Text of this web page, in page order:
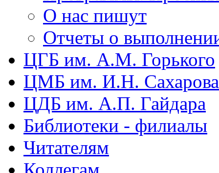
О нас пишут
Отчеты о
ЦГБ им. А.М. Горького
ЦМБ им. И.Н. Сахарова
ЦДБ им. А.П. Гайдара
Библиотеки - филиалы
Читателям